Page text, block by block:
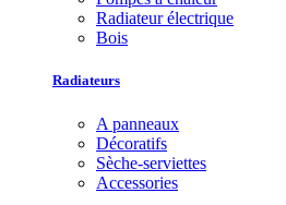
Radiateur électrique
Bois
Radiateurs
A panneaux
Décoratifs
Sèche-serviettes
Accessories